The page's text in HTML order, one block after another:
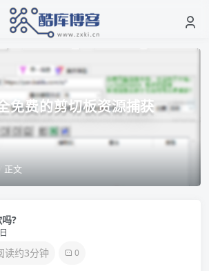
免费的剪切板资源捕获
正文
?
读约3分钟 0